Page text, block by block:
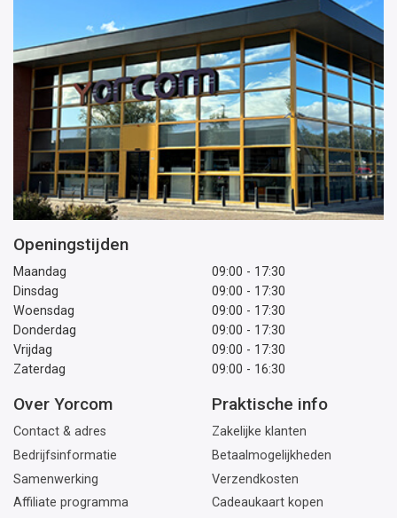
Openingstijden
Maandag
09:00 - 17:30
Dinsdag
09:00 - 17:30
Woensdag
09:00 - 17:30
Donderdag
09:00 - 17:30
Vrijdag
09:00 - 17:30
Zaterdag
09:00 - 16:30
Over Yorcom
Contact & adres
Bedrijfsinformatie
Samenwerking
Affiliate programma
Praktische info
Zakelijke klanten
Betaalmogelijkheden
Verzendkosten
Cadeaukaart kopen